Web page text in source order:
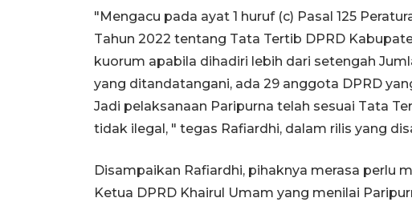
"Mengacu pada ayat 1 huruf (c) Pasal 125
Tahun 2022 tentang Tata Tertib DPRD
kuorum apabila dihadiri lebih dari setengah
yang ditandatangani, ada 29 anggota DPRD
Jadi pelaksanaan Paripurna telah sesuai Tata
tidak ilegal, " tegas Rafiardhi, dalam rilis yang
Disampaikan Rafiardhi, pihaknya merasa perlu
Ketua DPRD Khairul Umam yang menilai